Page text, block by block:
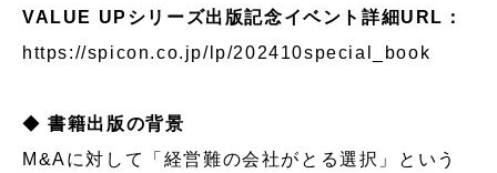
VALUE UPシリーズ出版記念イベント詳細URL：
https://spicon.co.jp/lp/202410special_book
◆書籍出版の背景
M&Aに対して「経営難の会社がとる選択」という